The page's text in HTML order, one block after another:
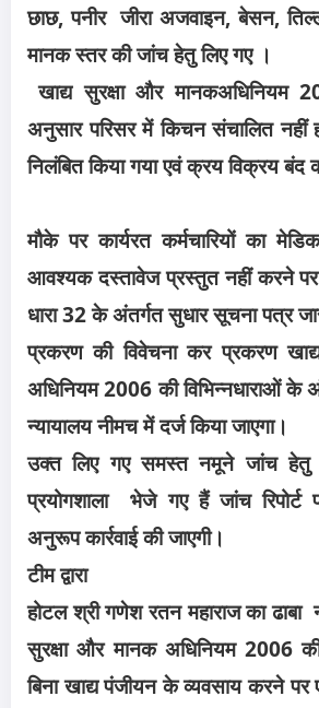
छाछ, पनीर जीरा अजवाइन, बेसन,
मानक स्तर की जांच हेतु लिए गए ।
खाद्य सुरक्षा और मानकअधिनियम
अनुसार परिसर में किचन संचालित नहीं
निलंबित किया गया एवं क्रय विक्रय बंद
मौके पर कार्यरत कर्मचारियों का
आवश्यक दस्तावेज प्रस्तुत नहीं करने
धारा 32 के अंतर्गत सुधार सूचना पत्र
प्रकरण की विवेचना कर प्रकरण
अधिनियम 2006 की विभिन्नधाराओं के
न्यायालय नीमच में दर्ज किया जाएगा।
उक्त लिए गए समस्त नमूने जांच हेतु
प्रयोगशाला भेजे गए हैं जांच रिपोर्ट
अनुरूप कार्रवाई की जाएगी।
टीम द्वारा
होटल श्री गणेश रतन महाराज का ढाबा
सुरक्षा और मानक अधिनियम 2006
बिना खाद्य पंजीयन के व्यवसाय करने पर